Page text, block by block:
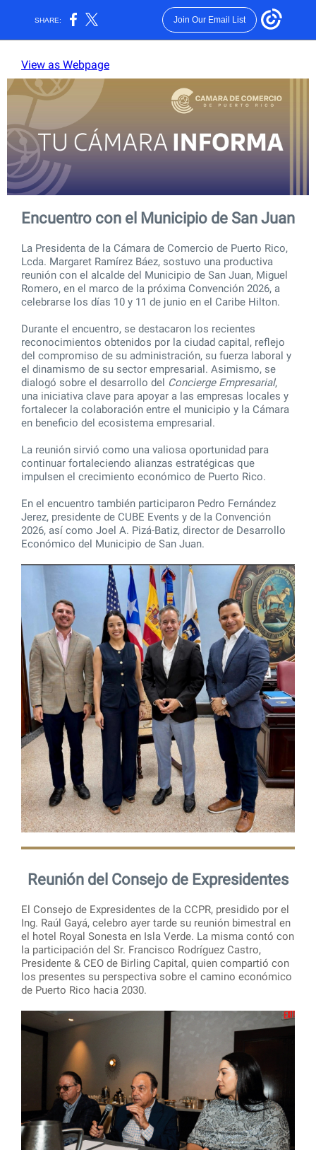
SHARE: Join Our Email List
View as Webpage
Encuentro con el Municipio de San Juan
La Presidenta de la Cámara de Comercio de Puerto Rico,
Lcda. Margaret Ramírez Báez, sostuvo una productiva
reunión con el alcalde del Municipio de San Juan, Miguel
Romero, en el marco de la próxima Convención 2026, a
celebrarse los días 10 y 11 de junio en el Caribe Hilton.
Durante el encuentro, se destacaron los recientes
reconocimientos obtenidos por la ciudad capital, reflejo
del compromiso de su administración, su fuerza laboral y
el dinamismo de su sector empresarial. Asimismo, se
dialogó sobre el desarrollo del Concierge Empresarial,
una iniciativa clave para apoyar a las empresas locales y
fortalecer la colaboración entre el municipio y la Cámara
en beneficio del ecosistema empresarial.
La reunión sirvió como una valiosa oportunidad para
continuar fortaleciendo alianzas estratégicas que
impulsen el crecimiento económico de Puerto Rico.
En el encuentro también participaron Pedro Fernández
Jerez, presidente de CUBE Events y de la Convención
2026, así como Joel A. Pizá-Batiz, director de Desarrollo
Económico del Municipio de San Juan.
Reunión del Consejo de Expresidentes
El Consejo de Expresidentes de la CCPR, presidido por el
Ing. Raúl Gayá, celebro ayer tarde su reunión bimestral en
el hotel Royal Sonesta en Isla Verde. La misma contó con
la participación del Sr. Francisco Rodríguez Castro,
Presidente & CEO de Birling Capital, quien compartió con
los presentes su perspectiva sobre el camino económico
de Puerto Rico hacia 2030.